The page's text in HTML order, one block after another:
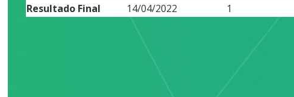
Resultado Final
14/04/2022 1